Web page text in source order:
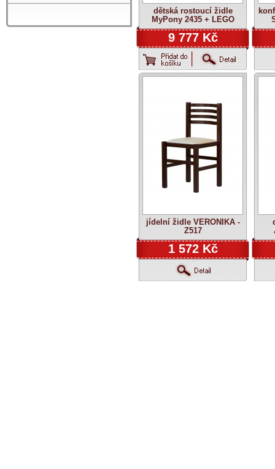
dětská rostoucí židle
MyPony 2435 + LEGO
zdarma
9 777 Kč
jídelní židle VERONIKA -
Z517
1 572 Kč